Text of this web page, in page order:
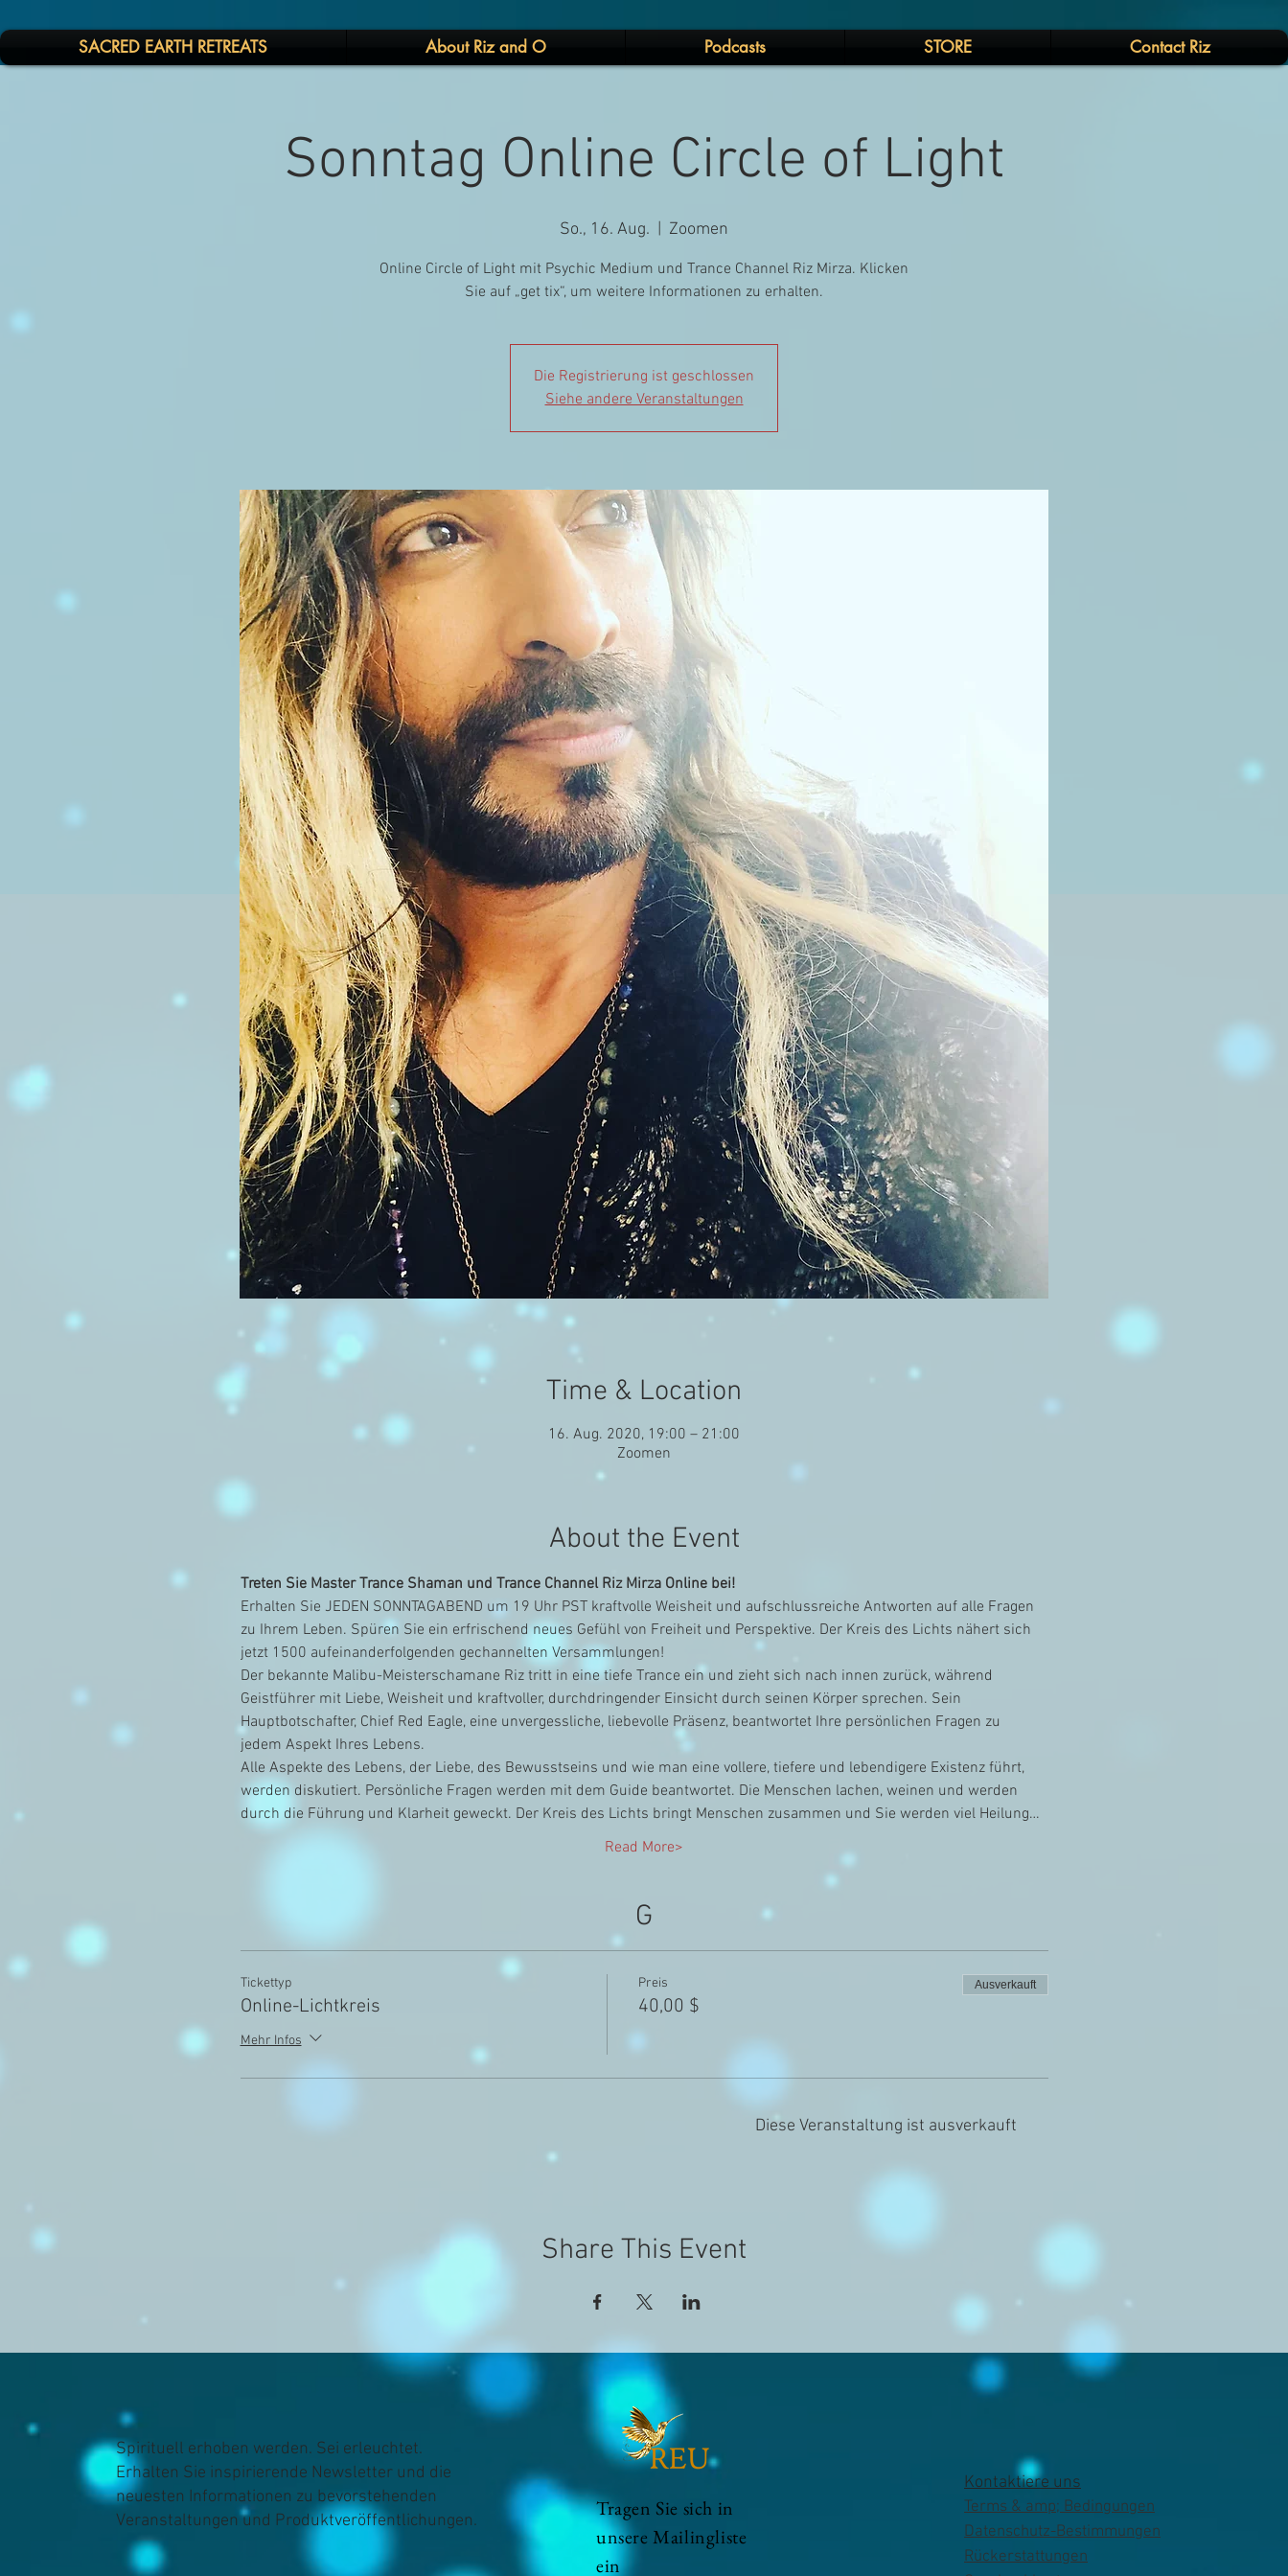
SACRED EARTH RETREATS About Riz and O Podcasts STORE Contact Riz
Sonntag Online Circle of Light
So., 16. Aug. Zoomen
Online Circle of Light mit Psychic Medium und Trance Channel Riz Mirza. Klicken
Sie auf „get tix“, um weitere Informationen zu erhalten.
Die Registrierung ist geschlossen
Siehe andere Veranstaltungen
Time & Location
16. Aug. 2020, 19:00 – 21:00
Zoomen
About the Event
Treten Sie Master Trance Shaman und Trance Channel Riz Mirza Online bei!
Erhalten Sie JEDEN SONNTAGABEND um 19 Uhr PST kraftvolle Weisheit und aufschlussreiche Antworten auf alle Fragen
zu Ihrem Leben. Spüren Sie ein erfrischend neues Gefühl von Freiheit und Perspektive. Der Kreis des Lichts nähert sich
jetzt 1500 aufeinanderfolgenden gechannelten Versammlungen!
Der bekannte Malibu-Meisterschamane Riz tritt in eine tiefe Trance ein und zieht sich nach innen zurück, während
Geistführer mit Liebe, Weisheit und kraftvoller, durchdringender Einsicht durch seinen Körper sprechen. Sein
Hauptbotschafter, Chief Red Eagle, eine unvergessliche, liebevolle Präsenz, beantwortet Ihre persönlichen Fragen zu
jedem Aspekt Ihres Lebens.
Alle Aspekte des Lebens, der Liebe, des Bewusstseins und wie man eine vollere, tiefere und lebendigere Existenz führt,
werden diskutiert. Persönliche Fragen werden mit dem Guide beantwortet. Die Menschen lachen, weinen und werden
durch die Führung und Klarheit geweckt. Der Kreis des Lichts bringt Menschen zusammen und Sie werden viel Heilung…
Read More>
G
Tickettyp
Online-Lichtkreis
Mehr Infos
Preis
40,00 $
Ausverkauft
Diese Veranstaltung ist ausverkauft
Share This Event
Spirituell erhoben werden. Sei erleuchtet.
Erhalten Sie inspirierende Newsletter und die
neuesten Informationen zu bevorstehenden
Veranstaltungen und Produktveröffentlichungen.
Tragen Sie sich in
unsere Mailingliste
ein
Kontaktiere uns
Terms & amp; Bedingungen
Datenschutz-Bestimmungen
Rückerstattungen